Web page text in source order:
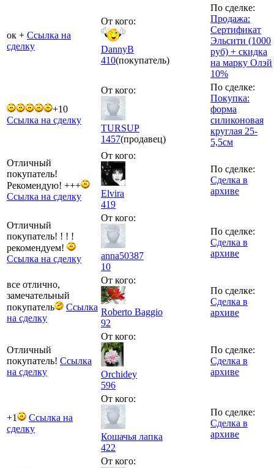
ок + Ссылка на
сделку
От кого:
DannyB
410(покупатель)
По сделке:
Продажа:
Сертификат
Эльсити (1000
руб) + скидка
на марку Олэй
10%
+10
Ссылка на сделку
От кого:
TURSUP
1457(продавец)
По сделке:
Покупка:
форма
силиконовая
круглая 25-
5,5см
Отличный
покупатель!
Рекомендую! +++
Ссылка на сделку
От кого:
Elvira
419
По сделке:
Сделка в
архиве
Отличный
покупатель! ! ! !
рекомендуем!
Ссылка на сделку
От кого:
anna50387
10
По сделке:
Сделка в
архиве
все отлично,
замечательный
покупатель
Ссылка
на сделку
От кого:
Roberto Baggio
92
По сделке:
Сделка в
архиве
Отличный
покупатель! Ссылка
на сделку
От кого:
Orchidey
596
По сделке:
Сделка в
архиве
+1
Ссылка на
сделку
От кого:
Кошачья лапка
422
По сделке:
Сделка в
архиве
От кого: